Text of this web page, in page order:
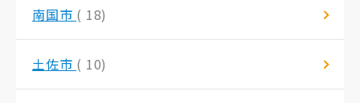
南国市 ( 18)
土佐市 ( 10)